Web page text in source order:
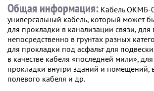
Общая информация: Кабель ОКМБ-
универсальный кабель, который может
для прокладки в канализации связи, для
непосредственно в грунтах разных
для прокладки под асфальт для
в качестве кабеля «последней мили»,
прокладки внутри зданий и помещений,
полевого кабеля и др.